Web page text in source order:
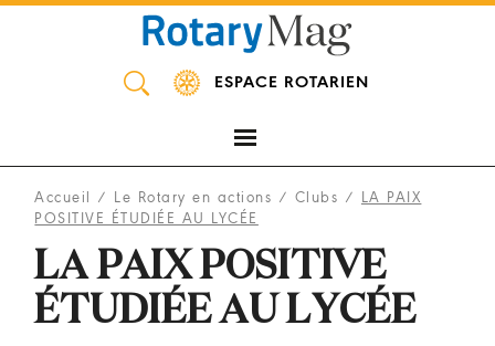
ESPACE ROTARIEN
Accueil / Le Rotary en actions / Clubs / LA PAIX
POSITIVE ÉTUDIÉE AU LYCÉE
LA PAIX POSITIVE
ÉTUDIÉE AU LYCÉE
Panneau de gestion des cookies